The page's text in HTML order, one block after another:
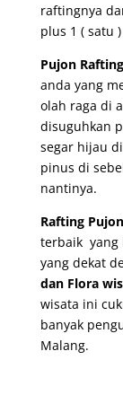
raftingnya
plus 1 ( satu
Pujon Rafting
anda yang
olah raga di
disuguhkan
segar hijau
pinus di
nantinya.
Rafting
terbaik yang
yang dekat
dan Flora
wisata ini
banyak
Malang.